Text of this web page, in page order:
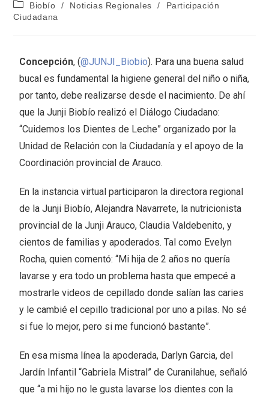
Biobío
/ Noticias Regionales /
Participación
Ciudadana
Concepción, (@JUNJI_Biobio). Para una buena salud
bucal es fundamental la higiene general del niño o niña,
por tanto, debe realizarse desde el nacimiento. De ahí
que la Junji Biobío realizó el Diálogo Ciudadano:
“Cuidemos los Dientes de Leche” organizado por la
Unidad de Relación con la Ciudadanía y el apoyo de la
Coordinación provincial de Arauco.
En la instancia virtual participaron la directora regional
de la Junji Biobío, Alejandra Navarrete, la nutricionista
provincial de la Junji Arauco, Claudia Valdebenito, y
cientos de familias y apoderados. Tal como Evelyn
Rocha, quien comentó: “Mi hija de 2 años no quería
lavarse y era todo un problema hasta que empecé a
mostrarle videos de cepillado donde salían las caries
y le cambié el cepillo tradicional por uno a pilas. No sé
si fue lo mejor, pero si me funcionó bastante”.
En esa misma línea la apoderada, Darlyn Garcia, del
Jardín Infantil “Gabriela Mistral” de Curanilahue, señaló
que “a mi hijo no le gusta lavarse los dientes con la